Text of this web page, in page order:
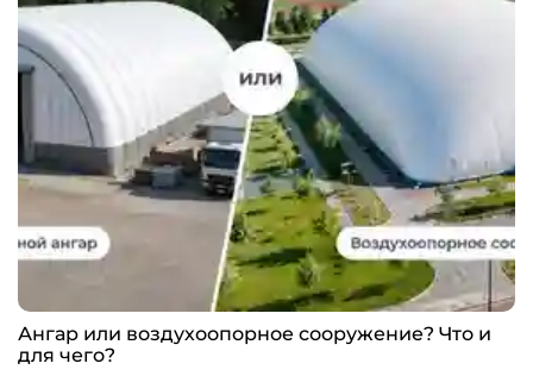
Ангар или воздухоопорное сооружение? Что и
для чего?